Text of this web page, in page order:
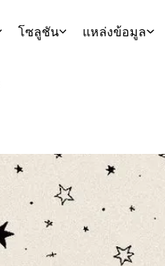
โซลูชัน แหล่งข้อมูล